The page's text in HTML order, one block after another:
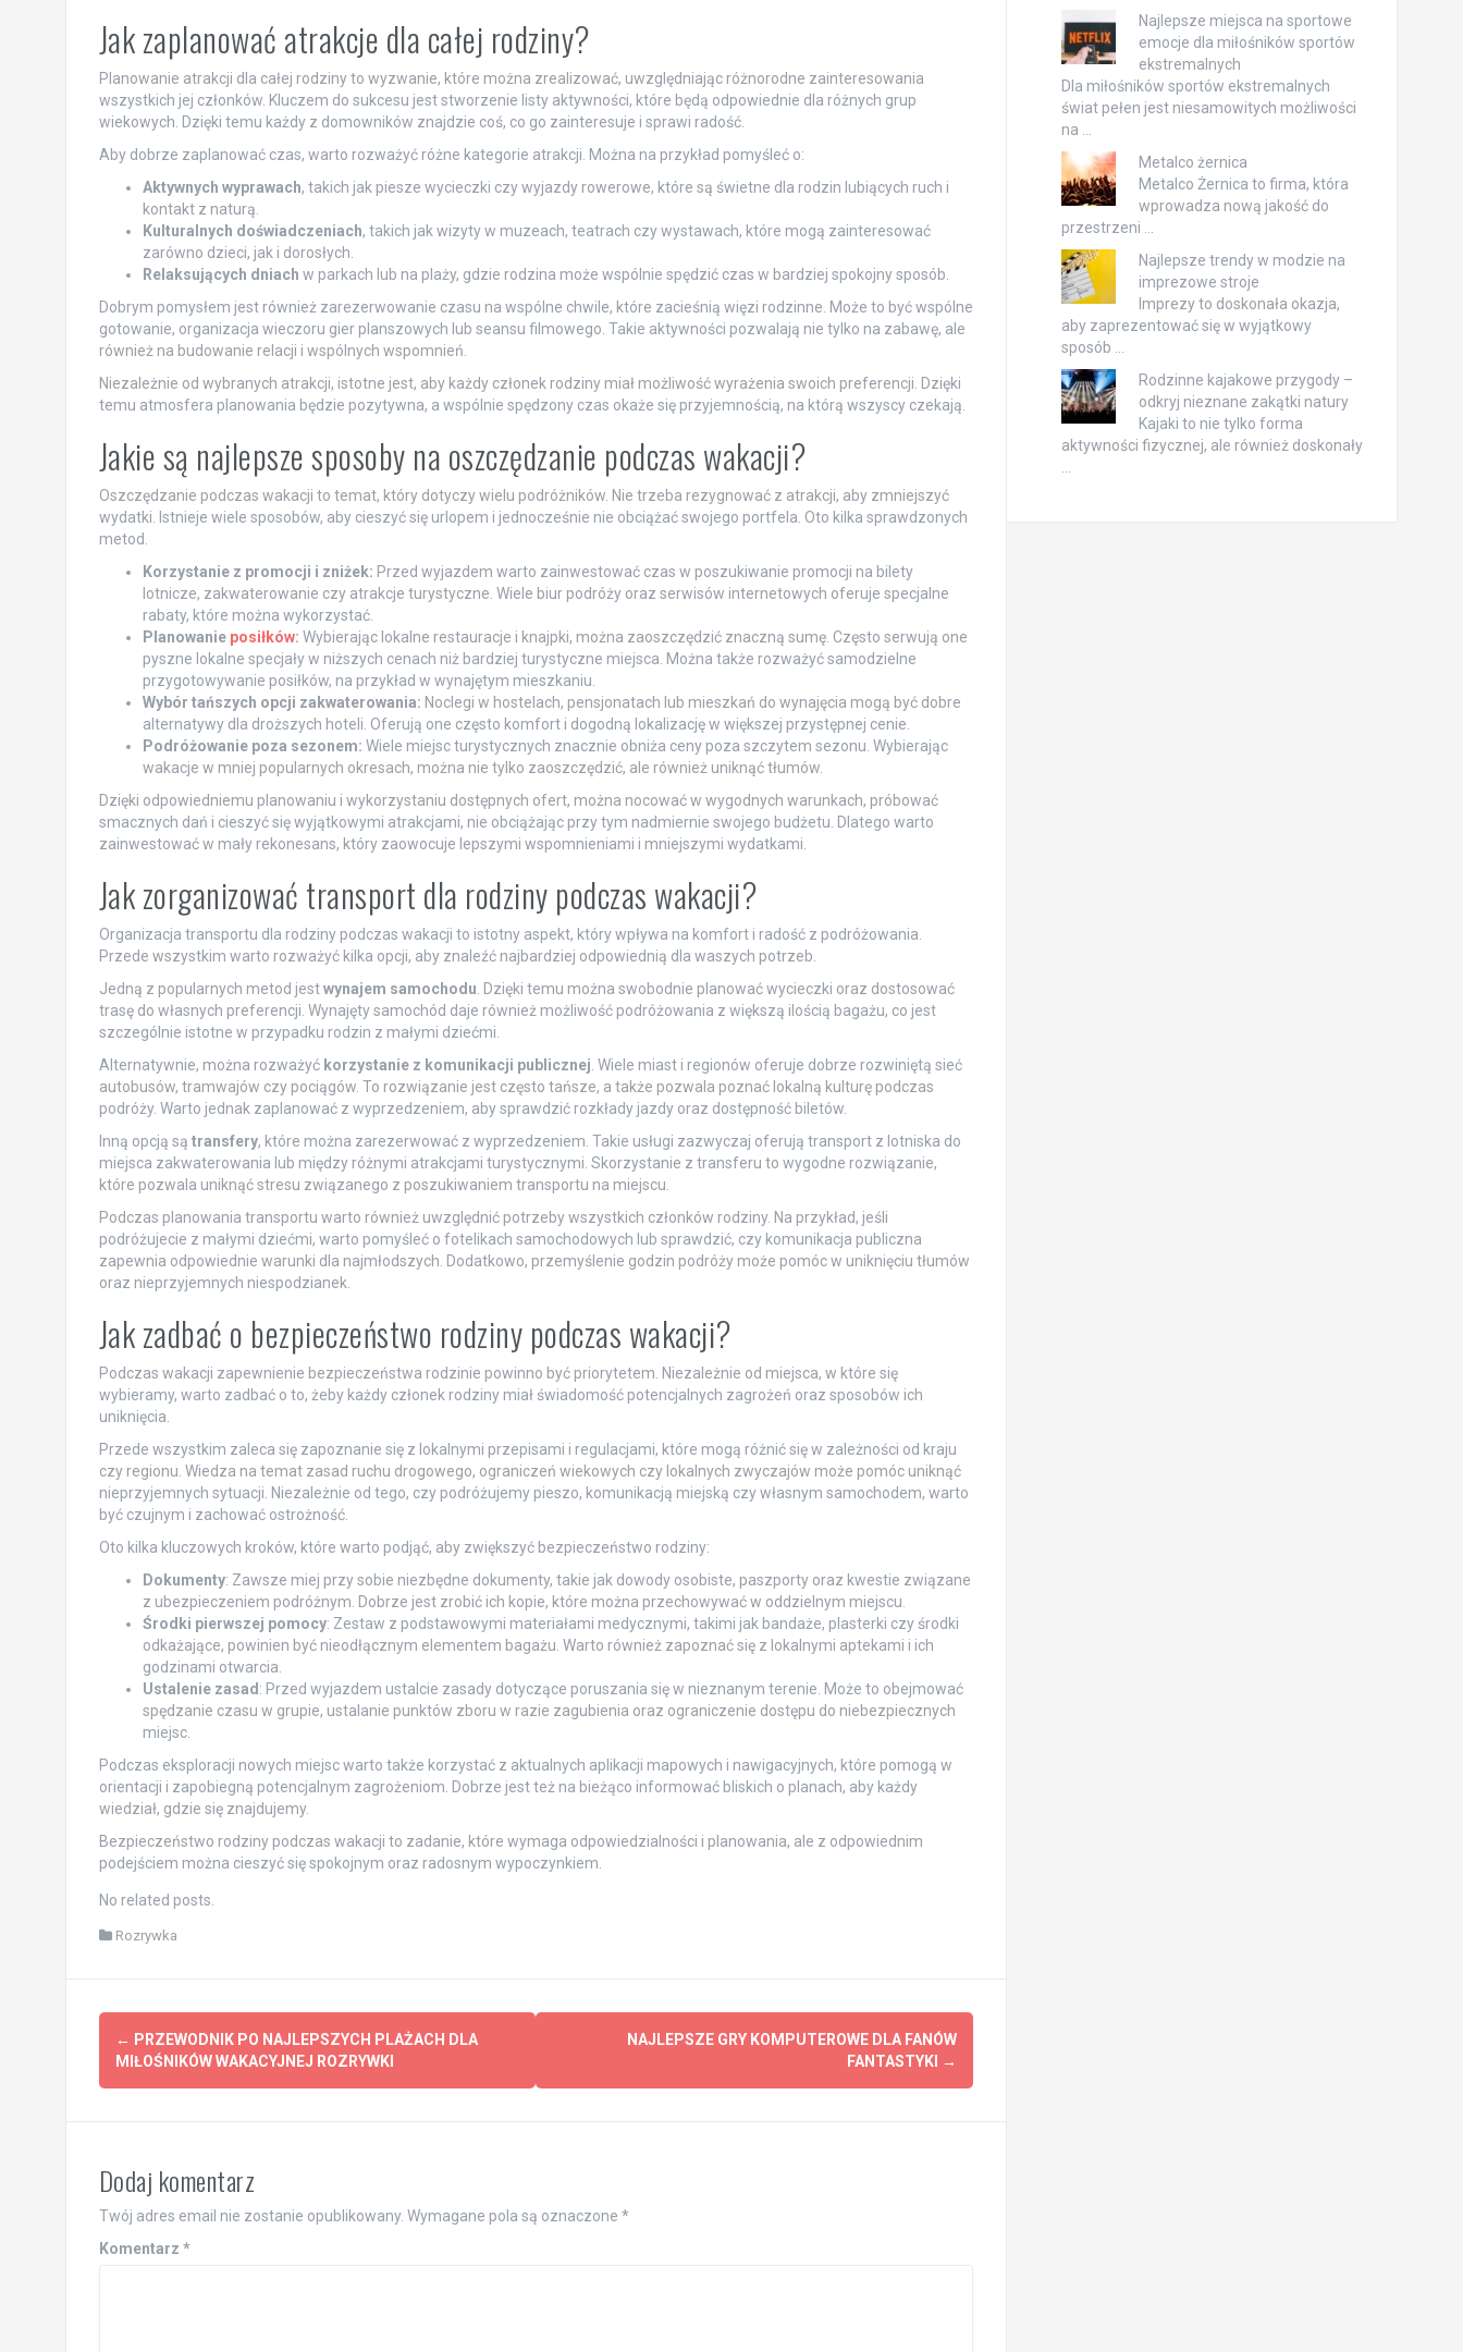
Jak zaplanować atrakcje dla całej rodziny?
Planowanie atrakcji dla całej rodziny to wyzwanie, które można zrealizować, uwzględniając różnorodne zainteresowania
wszystkich jej członków. Kluczem do sukcesu jest stworzenie listy aktywności, które będą odpowiednie dla różnych grup
wiekowych. Dzięki temu każdy z domowników znajdzie coś, co go zainteresuje i sprawi radość.
Aby dobrze zaplanować czas, warto rozważyć różne kategorie atrakcji. Można na przykład pomyśleć o:
Aktywnych wyprawach, takich jak piesze wycieczki czy wyjazdy rowerowe, które są świetne dla rodzin lubiących ruch i
kontakt z naturą.
Kulturalnych doświadczeniach, takich jak wizyty w muzeach, teatrach czy wystawach, które mogą zainteresować
zarówno dzieci, jak i dorosłych.
Relaksujących dniach w parkach lub na plaży, gdzie rodzina może wspólnie spędzić czas w bardziej spokojny sposób.
Dobrym pomysłem jest również zarezerwowanie czasu na wspólne chwile, które zacieśnią więzi rodzinne. Może to być wspólne
gotowanie, organizacja wieczoru gier planszowych lub seansu filmowego. Takie aktywności pozwalają nie tylko na zabawę, ale
również na budowanie relacji i wspólnych wspomnień.
Niezależnie od wybranych atrakcji, istotne jest, aby każdy członek rodziny miał możliwość wyrażenia swoich preferencji. Dzięki
temu atmosfera planowania będzie pozytywna, a wspólnie spędzony czas okaże się przyjemnością, na którą wszyscy czekają.
Jakie są najlepsze sposoby na oszczędzanie podczas wakacji?
Oszczędzanie podczas wakacji to temat, który dotyczy wielu podróżników. Nie trzeba rezygnować z atrakcji, aby zmniejszyć
wydatki. Istnieje wiele sposobów, aby cieszyć się urlopem i jednocześnie nie obciążać swojego portfela. Oto kilka sprawdzonych
metod.
Korzystanie z promocji i zniżek: Przed wyjazdem warto zainwestować czas w poszukiwanie promocji na bilety
lotnicze, zakwaterowanie czy atrakcje turystyczne. Wiele biur podróży oraz serwisów internetowych oferuje specjalne
rabaty, które można wykorzystać.
Planowanie posiłków: Wybierając lokalne restauracje i knajpki, można zaoszczędzić znaczną sumę. Często serwują one
pyszne lokalne specjały w niższych cenach niż bardziej turystyczne miejsca. Można także rozważyć samodzielne
przygotowywanie posiłków, na przykład w wynajętym mieszkaniu.
Wybór tańszych opcji zakwaterowania: Noclegi w hostelach, pensjonatach lub mieszkań do wynajęcia mogą być dobre
alternatywy dla droższych hoteli. Oferują one często komfort i dogodną lokalizację w większej przystępnej cenie.
Podróżowanie poza sezonem: Wiele miejsc turystycznych znacznie obniża ceny poza szczytem sezonu. Wybierając
wakacje w mniej popularnych okresach, można nie tylko zaoszczędzić, ale również uniknąć tłumów.
Dzięki odpowiedniemu planowaniu i wykorzystaniu dostępnych ofert, można nocować w wygodnych warunkach, próbować
smacznych dań i cieszyć się wyjątkowymi atrakcjami, nie obciążając przy tym nadmiernie swojego budżetu. Dlatego warto
zainwestować w mały rekonesans, który zaowocuje lepszymi wspomnieniami i mniejszymi wydatkami.
Jak zorganizować transport dla rodziny podczas wakacji?
Organizacja transportu dla rodziny podczas wakacji to istotny aspekt, który wpływa na komfort i radość z podróżowania.
Przede wszystkim warto rozważyć kilka opcji, aby znaleźć najbardziej odpowiednią dla waszych potrzeb.
Jedną z popularnych metod jestwynajem samochodu . Dzięki temu można swobodnie planować wycieczki oraz dostosować
trasę do własnych preferencji. Wynajęty samochód daje również możliwość podróżowania z większą ilością bagażu, co jest
szczególnie istotne w przypadku rodzin z małymi dziećmi.
Alternatywnie, można rozważyć korzystanie z komunikacji publicznej . Wiele miast i regionów oferuje dobrze rozwiniętą sieć
autobusów, tramwajów czy pociągów. To rozwiązanie jest często tańsze, a także pozwala poznać lokalną kulturę podczas
podróży. Warto jednak zaplanować z wyprzedzeniem, aby sprawdzić rozkłady jazdy oraz dostępność biletów.
Inną opcją są transfery, które można zarezerwować z wyprzedzeniem. Takie usługi zazwyczaj oferują transport z lotniska do
miejsca zakwaterowania lub między różnymi atrakcjami turystycznymi. Skorzystanie z transferu to wygodne rozwiązanie,
które pozwala uniknąć stresu związanego z poszukiwaniem transportu na miejscu.
Podczas planowania transportu warto również uwzględnić potrzeby wszystkich członków rodziny. Na przykład, jeśli
podróżujecie z małymi dziećmi, warto pomyśleć o fotelikach samochodowych lub sprawdzić, czy komunikacja publiczna
zapewnia odpowiednie warunki dla najmłodszych. Dodatkowo, przemyślenie godzin podróży może pomóc w uniknięciu tłumów
oraz nieprzyjemnych niespodzianek.
Jak zadbać o bezpieczeństwo rodziny podczas wakacji?
Podczas wakacji zapewnienie bezpieczeństwa rodzinie powinno być priorytetem. Niezależnie od miejsca, w które się
wybieramy, warto zadbać o to, żeby każdy członek rodziny miał świadomość potencjalnych zagrożeń oraz sposobów ich
uniknięcia.
Przede wszystkim zaleca się zapoznanie się z lokalnymi przepisami i regulacjami, które mogą różnić się w zależności od kraju
czy regionu. Wiedza na temat zasad ruchu drogowego, ograniczeń wiekowych czy lokalnych zwyczajów może pomóc uniknąć
nieprzyjemnych sytuacji. Niezależnie od tego, czy podróżujemy pieszo, komunikacją miejską czy własnym samochodem, warto
być czujnym i zachować ostrożność.
Oto kilka kluczowych kroków, które warto podjąć, aby zwiększyć bezpieczeństwo rodziny:
Dokumenty: Zawsze miej przy sobie niezbędne dokumenty, takie jak dowody osobiste, paszporty oraz kwestie związane
z ubezpieczeniem podróżnym. Dobrze jest zrobić ich kopie, które można przechowywać w oddzielnym miejscu.
Środki pierwszej pomocy: Zestaw z podstawowymi materiałami medycznymi, takimi jak bandaże, plasterki czy środki
odkażające, powinien być nieodłącznym elementem bagażu. Warto również zapoznać się z lokalnymi aptekami i ich
godzinami otwarcia.
Ustalenie zasad : Przed wyjazdem ustalcie zasady dotyczące poruszania się w nieznanym terenie. Może to obejmować
spędzanie czasu w grupie, ustalanie punktów zboru w razie zagubienia oraz ograniczenie dostępu do niebezpiecznych
miejsc.
Podczas eksploracji nowych miejsc warto także korzystać z aktualnych aplikacji mapowych i nawigacyjnych, które pomogą w
orientacji i zapobiegną potencjalnym zagrożeniom. Dobrze jest też na bieżąco informować bliskich o planach, aby każdy
wiedział, gdzie się znajdujemy.
Bezpieczeństwo rodziny podczas wakacji to zadanie, które wymaga odpowiedzialności i planowania, ale z odpowiednim
podejściem można cieszyć się spokojnym oraz radosnym wypoczynkiem.
No related posts.
Rozrywka
Post
navigation
← PRZEWODNIK PO NAJLEPSZYCH PLAŻACH DLA
MIŁOŚNIKÓW WAKACYJNEJ ROZRYWKI
NAJLEPSZE GRY KOMPUTEROWE DLA FANÓW
FANTASTYKI
→
Dodaj komentarz
Twój adres email nie zostanie opublikowany. Wymagane pola są oznaczone *
Komentarz *
Najlepsze miejsca na sportowe
emocje dla miłośników sportów
ekstremalnych
Dla miłośników sportów ekstremalnych
świat pełen jest niesamowitych możliwości
na …
Metalco żernica
Metalco Żernica to firma, która
wprowadza nową jakość do
przestrzeni …
Najlepsze trendy w modzie na
imprezowe stroje
Imprezy to doskonała okazja,
aby zaprezentować się w wyjątkowy
sposób …
Rodzinne kajakowe przygody –
odkryj nieznane zakątki natury
Kajaki to nie tylko forma
aktywności fizycznej, ale również doskonały